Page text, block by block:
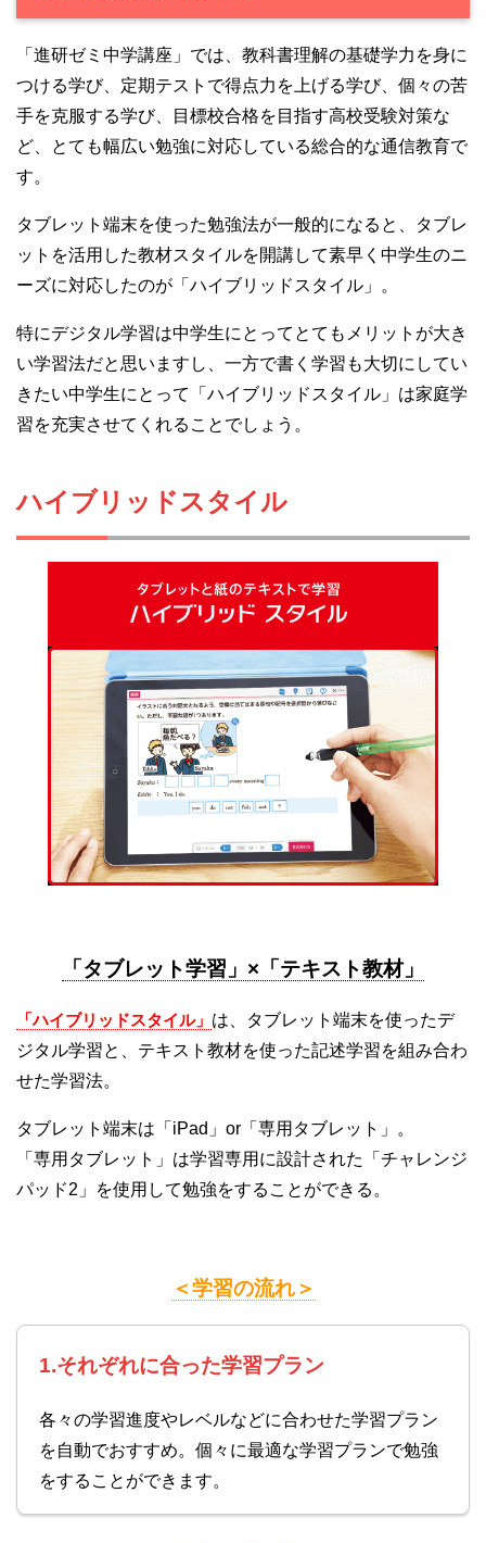
「進研ゼミ中学講座」では、教科書理解の基礎学力を身に
つける学び、定期テストで得点力を上げる学び、個々の苦
手を克服する学び、目標校合格を目指す高校受験対策な
ど、とても幅広い勉強に対応している総合的な通信教育で
す。
タブレット端末を使った勉強法が一般的になると、タブレ
ットを活用した教材スタイルを開講して素早く中学生のニ
ーズに対応したのが「ハイブリッドスタイル」。
特にデジタル学習は中学生にとってとてもメリットが大き
い学習法だと思いますし、一方で書く学習も大切にしてい
きたい中学生にとって「ハイブリッドスタイル」は家庭学
習を充実させてくれることでしょう。
ハイブリッドスタイル
「タブレット学習」×「テキスト教材」
「ハイブリッドスタイル」 は、タブレット端末を使ったデ
ジタル学習と、テキスト教材を使った記述学習を組み合わ
せた学習法。
タブレット端末は「iPad」or「専用タブレット」。
「専用タブレット」は学習専用に設計された「チャレンジ
パッド2」を使用して勉強をすることができる。
＜学習の流れ＞
1.それぞれに合った学習プラン
各々の学習進度やレベルなどに合わせた学習プラン
を自動でおすすめ。個々に最適な学習プランで勉強
をすることができます。